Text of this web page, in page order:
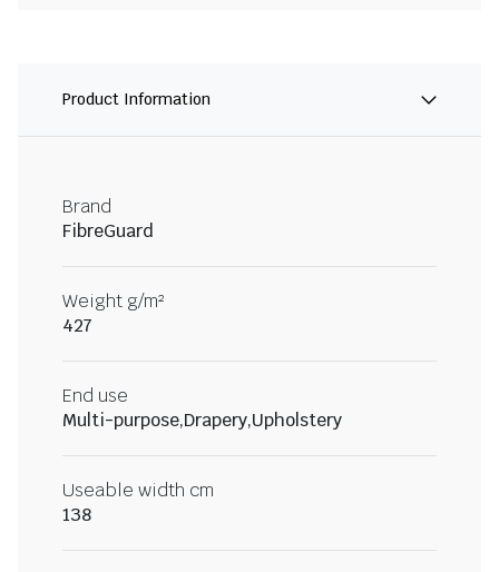
Product Information
Brand
FibreGuard
Weight g/m²
427
End use
Multi-purpose,Drapery,Upholstery
Useable width cm
138